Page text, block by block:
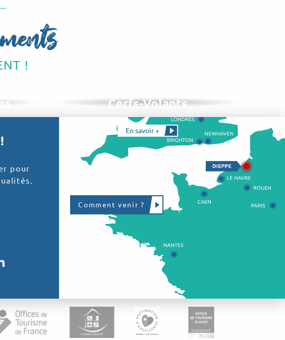
!
Cerfs-Volants
En savoir +
pour
Comment venir ?